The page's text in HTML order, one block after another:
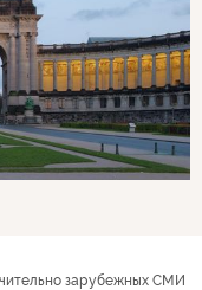
зарубежных СМИ